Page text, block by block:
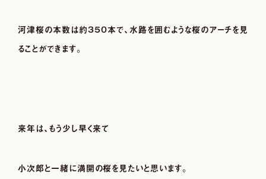
河津桜の本数は約３５０本で、水路を囲むような桜のアーチを見
ることができます。
来年は、もう少し早く来て
小次郎と一緒に満開の桜を見たいと思います。